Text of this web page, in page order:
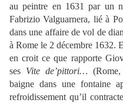
au peintre en 1631 par un
Fabrizio Valguarnera, lié à
dans une affaire de vol de
à Rome le 2 décembre 1632.
en croit ce que rapporte
ses Vite de’pittori…
baigne dans une fontaine
refroidissement qu’il